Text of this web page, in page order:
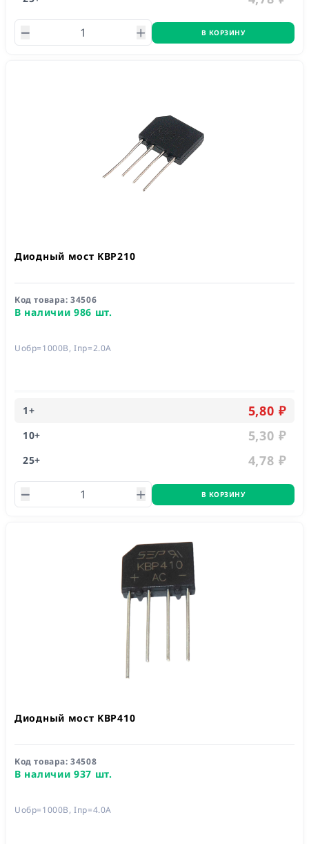
В КОРЗИНУ
Диодный мост KBP210
Код товара:34506
В наличии 986 шт.
Uобр=1000В, Iпр=2.0А
1+ 5,80 ₽
10+ 5,30 ₽
25+ 4,78 ₽
В КОРЗИНУ
Диодный мост KBP410
Код товара:34508
В наличии 937 шт.
Uобр=1000В, Iпр=4.0А